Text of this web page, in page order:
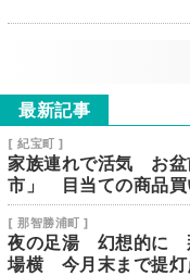
最新記事
[ 紀宝町 ]
家族連れで活気 お盆
市」 目当ての商品買
[ 那智勝浦町 ]
夜の足湯 幻想的に
場横 今月末まで提灯